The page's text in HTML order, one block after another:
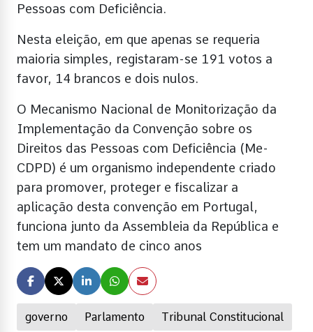
governo Parlamento Tribunal Constitucional
Pessoas com Deficiência.
Nesta eleição, em que apenas se requeria
maioria simples, registaram-se 191 votos a
favor, 14 brancos e dois nulos.
O Mecanismo Nacional de Monitorização da
Implementação da Convenção sobre os
Direitos das Pessoas com Deficiência (Me-
CDPD) é um organismo independente criado
para promover, proteger e fiscalizar a
aplicação desta convenção em Portugal,
funciona junto da Assembleia da República e
tem um mandato de cinco anos